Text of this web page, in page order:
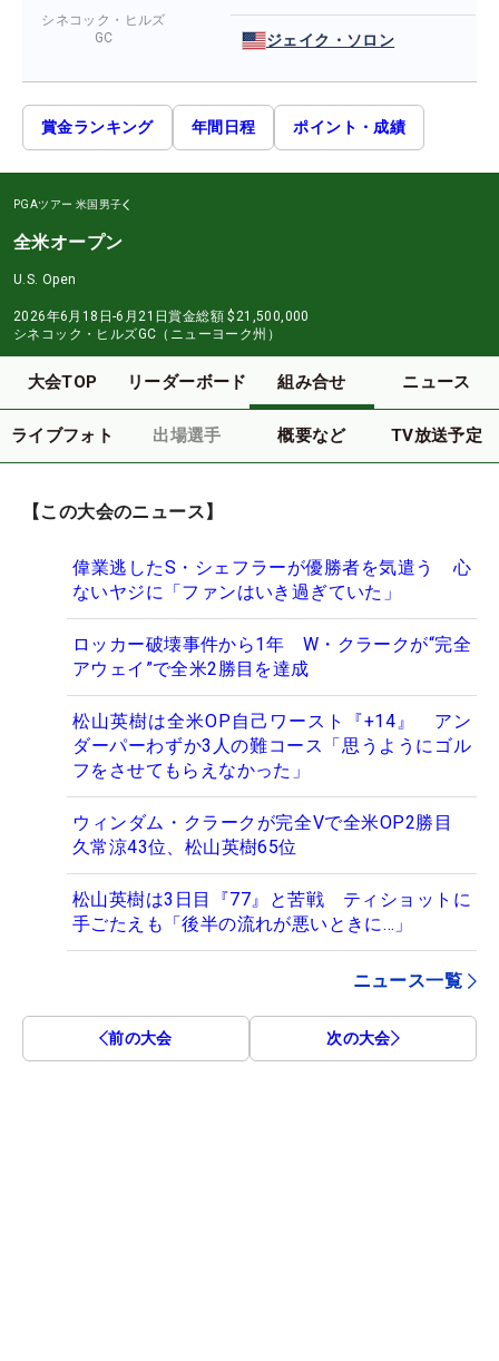
シネコック・ヒルズ
GC
ジェイク・ソロン
賞金ランキング 年間日程 ポイント・成績
PGAツアー 米国男子
全米オープン
U.S. Open
2026年6月18日-6月21日賞金総額 $21,500,000
シネコック・ヒルズGC（ニューヨーク州）
大会TOP リーダーボード 組み合せ ニュース
ライブフォト 出場選手 概要など TV放送予定
【この大会のニュース】
偉業逃したS・シェフラーが優勝者を気遣う 心
ないヤジに「ファンはいき過ぎていた」
ロッカー破壊事件から1年 W・クラークが“完全
アウェイ”で全米2勝目を達成
松山英樹は全米OP自己ワースト『+14』 アン
ダーパーわずか3人の難コース「思うようにゴル
フをさせてもらえなかった」
ウィンダム・クラークが完全Vで全米OP2勝目
久常涼43位、松山英樹65位
松山英樹は3日目『77』と苦戦 ティショットに
手ごたえも「後半の流れが悪いときに…」
ニュース一覧
前の大会 次の大会